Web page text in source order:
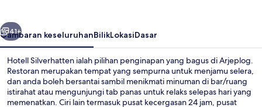
Seterusnya
41+
Gambaran keseluruhanBilikLokasiDasar
Hotell Silverhatten ialah pilihan penginapan yang bagus di Arjeplog.
Restoran merupakan tempat yang sempurna untuk menjamu selera,
dan anda boleh bersantai sambil menikmati minuman di bar/ruang
istirahat atau mengunjungi tab panas untuk relaks selepas hari yang
memenatkan. Ciri lain termasuk pusat kecergasan 24 jam, pusat